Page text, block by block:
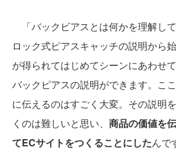
「バックビアスとは何かを理解し
ロック式ピアスキャッチの説明から
が得られてはじめてシーンにあわせ
バックピアスの説明ができます。こ
に伝えるのはすごく大変。その説明
くのは難しいと思い、 商品の価値を
てECサイトをつくることにしたんで